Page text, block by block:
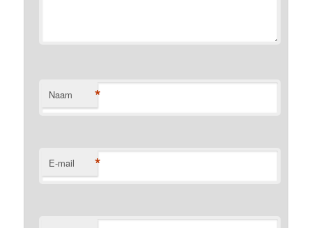
Naam *
E-mail *